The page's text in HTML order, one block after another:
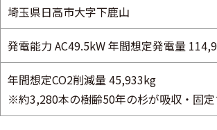
埼玉県日高市大字下鹿山
発電能力 AC49.5kW 年間想定発電量
年間想定CO2削減量 45,933kg
※約3,280本の樹齢50年の杉が吸収・固定